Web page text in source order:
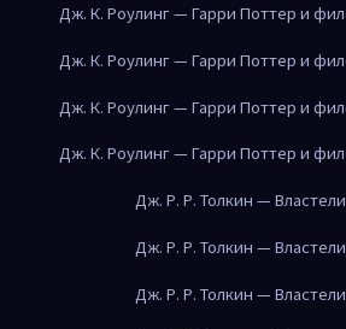
Дж. К. Роулинг — Гарри Поттер и
Дж. К. Роулинг — Гарри Поттер и
Дж. К. Роулинг — Гарри Поттер и
Дж. К. Роулинг — Гарри Поттер и
Дж. Р. Р. Толкин —
Дж. Р. Р. Толкин —
Дж. Р. Р. Толкин —